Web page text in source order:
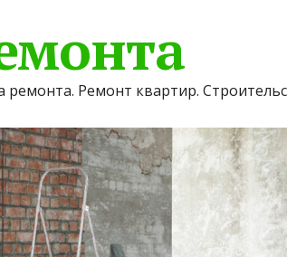
Ремонт квартир.